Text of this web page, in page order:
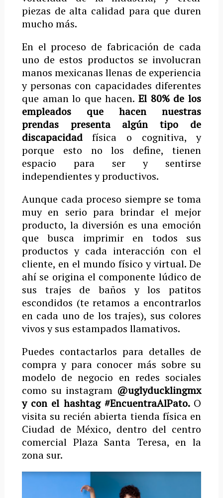
piezas de alta calidad para que duren
mucho más.
En el proceso de fabricación de cada
uno de estos productos se involucran
manos mexicanas llenas de experiencia
y personas con capacidades diferentes
que aman lo que hacen.El 80% de los
empleados que hacen nuestras
prendas presenta algún tipo de
discapacidadfísica o cognitiva, y
porque esto no los define, tienen
espacio para ser y sentirse
independientes y productivos.
Aunque cada proceso siempre se toma
muy en serio para brindar el mejor
producto, la diversión es una emoción
que busca imprimir en todos sus
productos y cada interacción con el
cliente, en el mundo físico y virtual. De
ahí se origina el componente lúdico de
sus trajes de baños y los patitos
escondidos (te retamos a encontrarlos
en cada uno de los trajes), sus colores
vivos y sus estampados llamativos.
Puedes contactarlos para detalles de
compra y para conocer más sobre su
modelo de negocio en redes sociales
como su instagram @uglyducklingmx
y con el hashtag #EncuentraAlPato. O
visita su recién abierta tienda física en
Ciudad de México, dentro del centro
comercial Plaza Santa Teresa, en la
zona sur.